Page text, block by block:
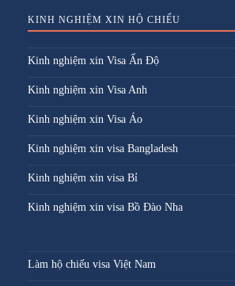
KINH NGHIỆM XIN HỘ CHIẾU
Kinh nghiệm xin Visa Ấn Độ
Kinh nghiệm xin Visa Anh
Kinh nghiệm xin Visa Áo
Kinh nghiệm xin visa Bangladesh
Kinh nghiệm xin visa Bỉ
Kinh nghiệm xin visa Bồ Đào Nha
Làm hộ chiếu visa Việt Nam